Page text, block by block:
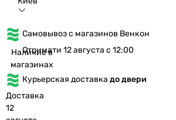
Самовывоз с магазинов Венкон
Наличие в
магазинах
Отримати 12 августа с 12:00
Курьерская доставка до двери
Доставка
12